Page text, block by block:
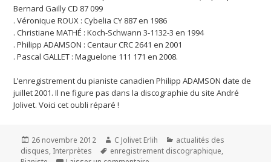
Bernard Gailly CD 87 099
. Véronique ROUX : Cybelia CY 887 en 1986
. Christiane MATHÉ : Koch-Schwann 3-1132-3 en 1994
. Philipp ADAMSON : Centaur CRC 2641 en 2001
. Pascal GALLET : Maguelone 111 171 en 2008.
L’enregistrement du pianiste canadien Philipp ADAMSON date de
juillet 2001. Il ne figure pas dans la discographie du site André
Jolivet. Voici cet oubli réparé !
Publié
le
26 novembre 2012 Auteur
C Jolivet Erlih Catégories
actualités des
disques, Interprètes
Mots-
enregistrement discographique,